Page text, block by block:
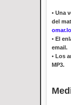
• Una
del
• El
email.
• Los
MP3.